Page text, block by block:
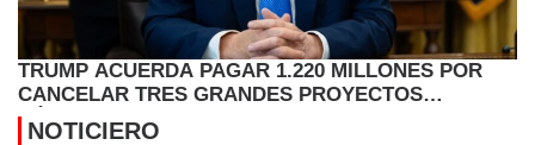
TRUMP ACUERDA PAGAR 1.220 MILLONES POR
CANCELAR TRES GRANDES PROYECTOS
EÓLICOS EN EE.UU.
NOTICIERO